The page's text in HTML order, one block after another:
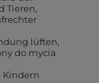
Tieren
lüften
do mycia
Kindern